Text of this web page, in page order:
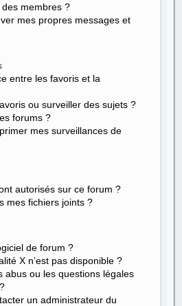
membres ?
mes propres messages et
entre les favoris et la
ou surveiller des sujets ?
forums ?
mes surveillances de
autorisés sur ce forum ?
mes fichiers joints ?
de forum ?
X n’est pas disponible ?
abus ou les questions légales
un administrateur du